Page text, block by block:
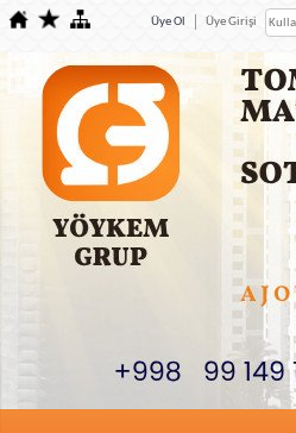
Üye Ol Üye Girişi